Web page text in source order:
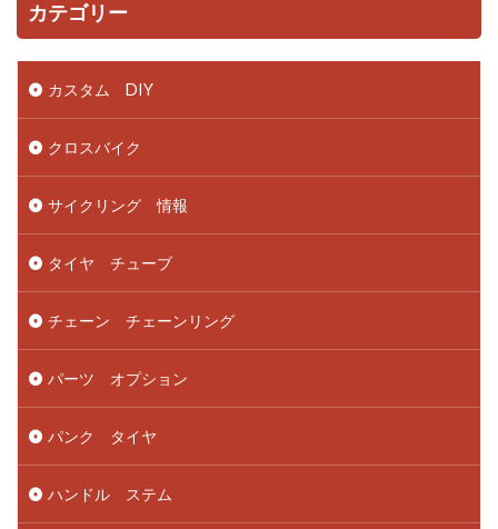
カテゴリー
カスタム DIY
クロスバイク
サイクリング 情報
タイヤ チューブ
チェーン チェーンリング
パーツ オプション
パンク タイヤ
ハンドル ステム